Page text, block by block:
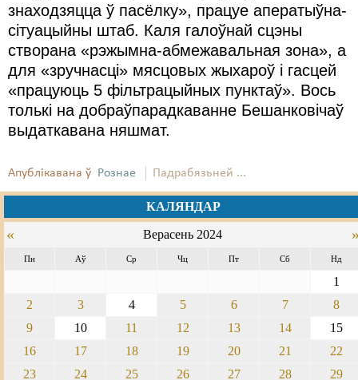
знаходзяцца ў пасёлку», працуе аператыўна-
сітуацыйны штаб. Каля галоўнай сцэны
створана «рэжымна-абмежавальная зона», а
для «зручнасці» мясцовых жыхароў і гасцей
«працуюць 5 фільтрацыйных пунктаў». Вось
толькі на добраўпарадкаванне Бешанковічаў
выдаткавана няшмат.
Апублікавана ў Рознае Падрабязьней ...
КАЛЯНДАР
« Верасень 2024
Пн Аў Ср Чц Пт Сб Нд
1
2
3 4 5 6 7
8
9
10 11 12 13 14
15
16
17 18 19 20 21
22
23
24 25 26 27 28
29
Пэнітэнцыярная сыстэма
Распальваньне варожасьці
Рознае
Свабода слова
Суд
Сацыяльныя правы